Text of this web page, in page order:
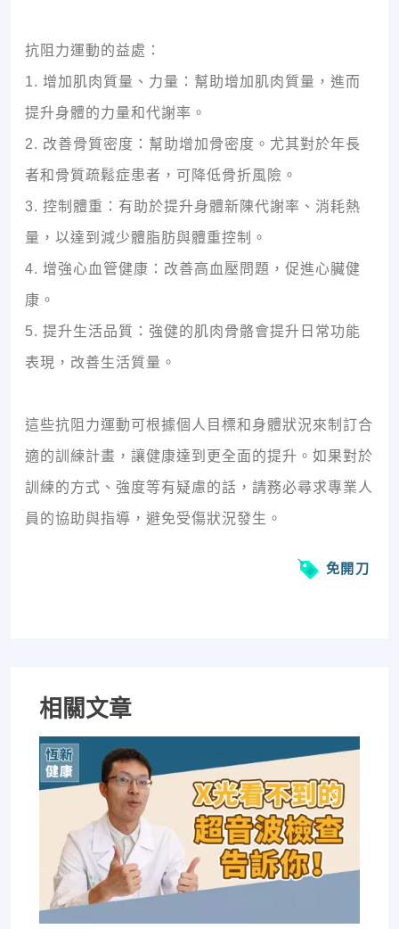
抗阻力運動的益處：
1. 增加肌肉質量、力量：幫助增加肌肉質量，進而
提升身體的力量和代謝率。
2. 改善骨質密度：幫助增加骨密度。尤其對於年長
者和骨質疏鬆症患者，可降低骨折風險。
3. 控制體重：有助於提升身體新陳代謝率、消耗熱
量，以達到減少體脂肪與體重控制。
4. 增強心血管健康：改善高血壓問題，促進心臟健
康。
5. 提升生活品質：強健的肌肉骨骼會提升日常功能
表現，改善生活質量。
這些抗阻力運動可根據個人目標和身體狀況來制訂合
適的訓練計畫，讓健康達到更全面的提升。如果對於
訓練的方式、強度等有疑慮的話，請務必尋求專業人
員的協助與指導，避免受傷狀況發生。
免開刀
相關文章